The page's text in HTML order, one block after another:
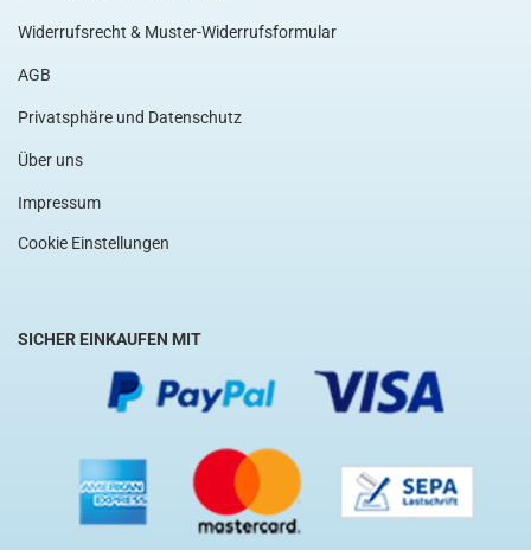
Widerrufsrecht & Muster-Widerrufsformular
AGB
Privatsphäre und Datenschutz
Über uns
Impressum
Cookie Einstellungen
SICHER EINKAUFEN MIT